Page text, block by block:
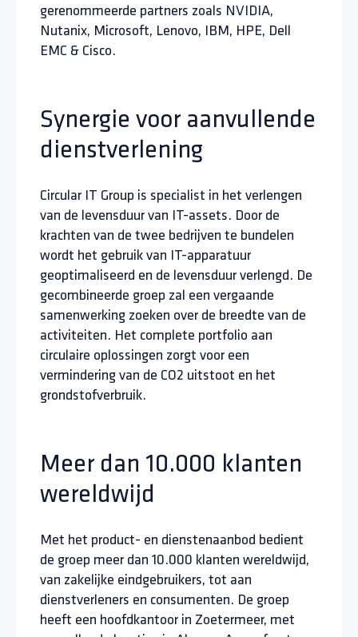
gerenommeerde partners zoals NVIDIA,
Nutanix, Microsoft, Lenovo, IBM, HPE, Dell
EMC & Cisco.
Synergie voor aanvullende
dienstverlening
Circular IT Group is specialist in het verlengen
van de levensduur van IT-assets. Door de
krachten van de twee bedrijven te bundelen
wordt het gebruik van IT-apparatuur
geoptimaliseerd en de levensduur verlengd. De
gecombineerde groep zal een vergaande
samenwerking zoeken over de breedte van de
activiteiten. Het complete portfolio aan
circulaire oplossingen zorgt voor een
vermindering van de CO2 uitstoot en het
grondstofverbruik.
Meer dan 10.000 klanten
wereldwijd
Met het product- en dienstenaanbod bedient
de groep meer dan 10.000 klanten wereldwijd,
van zakelijke eindgebruikers, tot aan
dienstverleners en consumenten. De groep
heeft een hoofdkantoor in Zoetermeer, met